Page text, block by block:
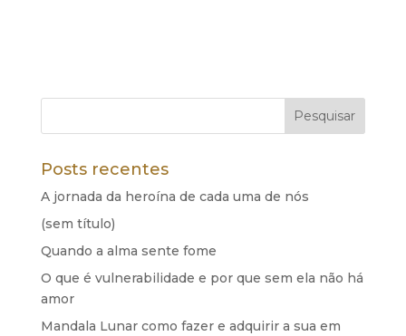
Posts recentes
A jornada da heroína de cada uma de nós
(sem título)
Quando a alma sente fome
O que é vulnerabilidade e por que sem ela não há
amor
Mandala Lunar como fazer e adquirir a sua em